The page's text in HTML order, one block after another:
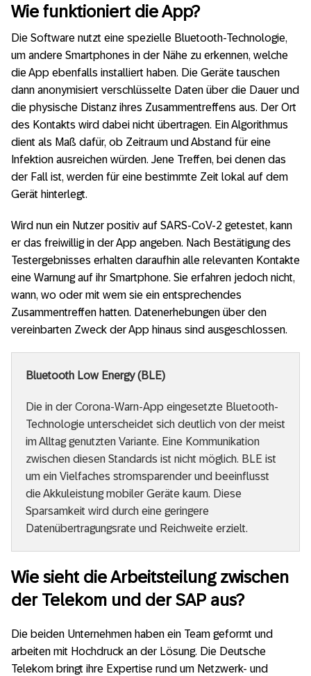
Wie funktioniert die App?
Die Software nutzt eine spezielle Bluetooth-Technologie,
um andere Smartphones in der Nähe zu erkennen, welche
die App ebenfalls installiert haben. Die Geräte tauschen
dann anonymisiert verschlüsselte Daten über die Dauer und
die physische Distanz ihres Zusammentreffens aus. Der Ort
des Kontakts wird dabei nicht übertragen. Ein Algorithmus
dient als Maß dafür, ob Zeitraum und Abstand für eine
Infektion ausreichen würden. Jene Treffen, bei denen das
der Fall ist, werden für eine bestimmte Zeit lokal auf dem
Gerät hinterlegt.
Wird nun ein Nutzer positiv auf SARS-CoV-2 getestet, kann
er das freiwillig in der App angeben. Nach Bestätigung des
Testergebnisses erhalten daraufhin alle relevanten Kontakte
eine Warnung auf ihr Smartphone. Sie erfahren jedoch nicht,
wann, wo oder mit wem sie ein entsprechendes
Zusammentreffen hatten. Datenerhebungen über den
vereinbarten Zweck der App hinaus sind ausgeschlossen.
Bluetooth Low Energy (BLE)
Die in der Corona-Warn-App eingesetzte Bluetooth-
Technologie unterscheidet sich deutlich von der meist
im Alltag genutzten Variante. Eine Kommunikation
zwischen diesen Standards ist nicht möglich. BLE ist
um ein Vielfaches stromsparender und beeinflusst
die Akkuleistung mobiler Geräte kaum. Diese
Sparsamkeit wird durch eine geringere
Datenübertragungsrate und Reichweite erzielt.
Wie sieht die Arbeitsteilung zwischen
der Telekom und der SAP aus?
Die beiden Unternehmen haben ein Team geformt und
arbeiten mit Hochdruck an der Lösung. Die Deutsche
Telekom bringt ihre Expertise rund um Netzwerk- und